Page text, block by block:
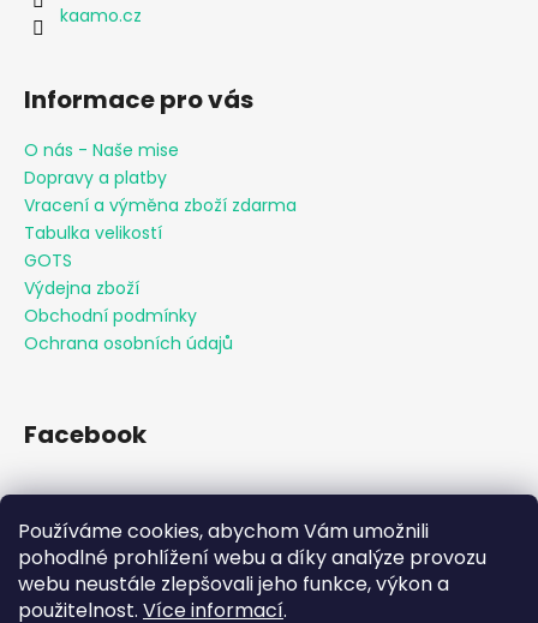
Používáme cookies, abychom Vám umožnili
pohodlné prohlížení webu a díky analýze provozu
webu neustále zlepšovali jeho funkce, výkon a
použitelnost. Více informací.
kaamo.cz
Informace pro vás
O nás - Naše mise
Dopravy a platby
Vracení a výměna zboží zdarma
Tabulka velikostí
GOTS
Výdejna zboží
Obchodní podmínky
Ochrana osobních údajů
Facebook
Přijímáme online platby